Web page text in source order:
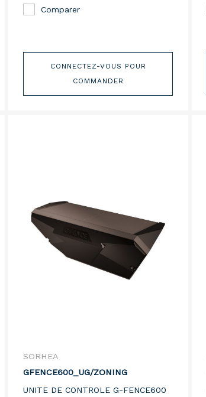
Comparer
CONNECTEZ-VOUS POUR
COMMANDER
SORHEA
GFENCE600_UG/ZONING
UNITE DE CONTROLE G-FENCE600